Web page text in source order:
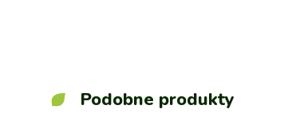
Podobne produkty